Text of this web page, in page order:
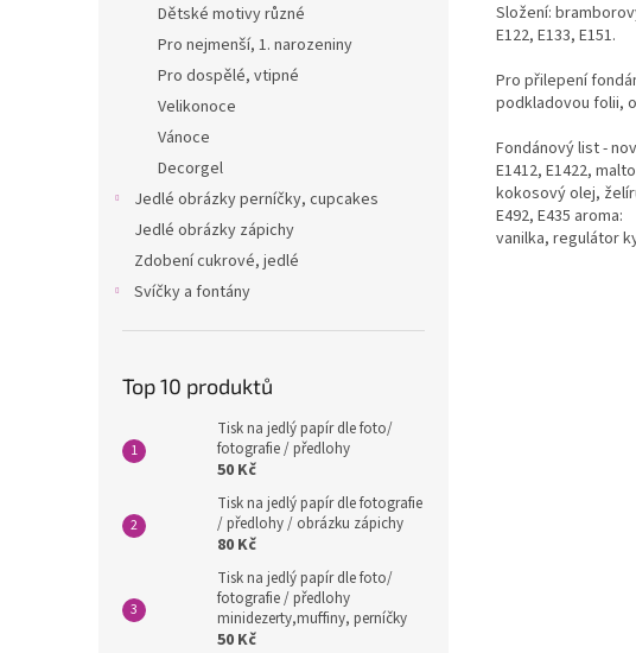
Dětské motivy různé
Pro nejmenší, 1. narozeniny
Pro dospělé, vtipné
Velikonoce
Vánoce
Decorgel
Jedlé obrázky perníčky, cupcakes
Jedlé obrázky zápichy
Zdobení cukrové, jedlé
Svíčky a fontány
Top 10 produktů
Tisk na jedlý papír dle foto/
fotografie / předlohy
50 Kč
Tisk na jedlý papír dle fotografie
/ předlohy / obrázku zápichy
80 Kč
Tisk na jedlý papír dle foto/
fotografie / předlohy
minidezerty,muffiny, perníčky
50 Kč
Složení:
E122, E133, E151.
Pro přilepení
podkladovou folii,
Fondánový list -
E1412, E1422,
kokosový olej,
E492, E435 aroma:
vanilka, regulátor